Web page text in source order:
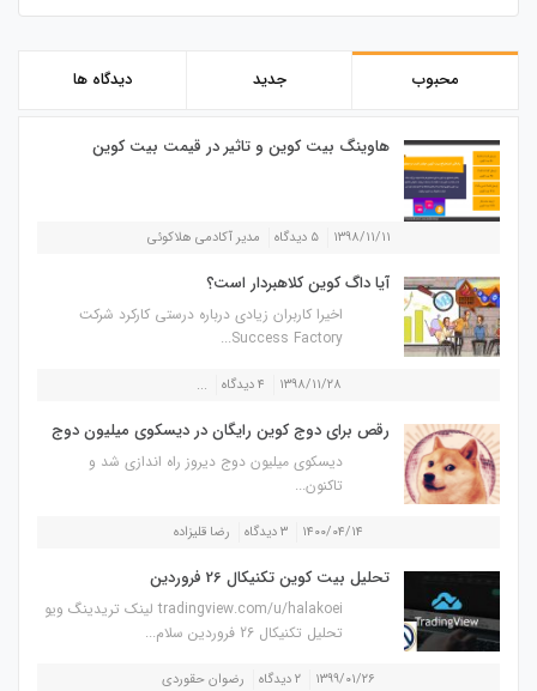
محبوب جدید دیدگاه ها
هاوینگ بیت کوین و تاثیر در قیمت بیت کوین
۱۳۹۸/۱۱/۱۱ ۵ دیدگاه مدیر آکادمی هلاکوئی
آیا داگ کوین کلاهبردار است؟
اخیرا کاربران زیادی درباره درستی کارکرد شرکت
Success Factory...
۱۳۹۸/۱۱/۲۸ ۴ دیدگاه ...
رقص برای دوج کوین رایگان در دیسکوی میلیون دوج
دیسکوی میلیون دوج دیروز راه اندازی شد و
تاکنون...
۱۴۰۰/۰۴/۱۴ ۳ دیدگاه رضا قلیزاده
تحلیل بیت کوین تکنیکال 26 فروردین
tradingview.com/u/halakoei لینک تریدینگ ویو
تحلیل تکنیکال 26 فروردین سلام...
۱۳۹۹/۰۱/۲۶ ۲ دیدگاه رضوان حقوردی